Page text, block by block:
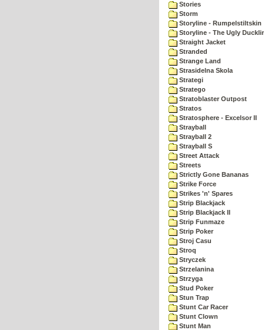
Stories
Storm
Storyline - Rumpelstiltskin
Storyline - The Ugly
Straight Jacket
Stranded
Strange Land
Strasidelna Skola
Strategi
Stratego
Stratoblaster Outpost
Stratos
Stratosphere - Excelsor II
Strayball
Strayball 2
Strayball S
Street Attack
Streets
Strictly Gone Bananas
Strike Force
Strikes 'n' Spares
Strip Blackjack
Strip Blackjack II
Strip Funmaze
Strip Poker
Stroj Casu
Stroq
Stryczek
Strzelanina
Strzyga
Stud Poker
Stun Trap
Stunt Car Racer
Stunt Clown
Stunt Man